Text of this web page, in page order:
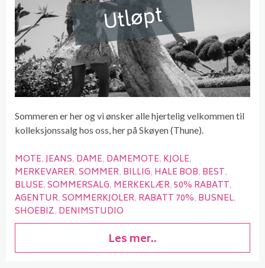
Utløpt
Sommeren er her og vi ønsker alle hjertelig velkommen til
kolleksjonssalg hos oss, her på Skøyen (Thune).
MOTE JEANS DAME DAMEMOTE KJOLE
MERKEVARER SOMMER BILLIG HALE BOB BEST
BLUSE SOMMERSALG MERKEKLÆR 50% RABATT
AGENTUR SOMMERKJOLER RABATT 70% BUSNEL
SHOEBIZ DENIMSTUDIO
Les mer..